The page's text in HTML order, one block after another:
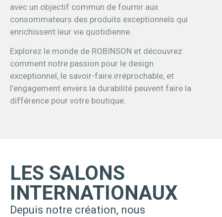
avec un objectif commun de fournir aux
consommateurs des produits exceptionnels qui
enrichissent leur vie quotidienne.
Explorez le monde de ROBINSON et découvrez
comment notre passion pour le design
exceptionnel, le savoir-faire irréprochable, et
l’engagement envers la durabilité peuvent faire la
différence pour votre boutique.
LES SALONS
INTERNATIONAUX
Depuis notre création, nous